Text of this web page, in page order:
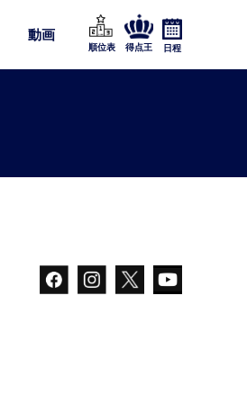
動画
順位表 得点王 日程